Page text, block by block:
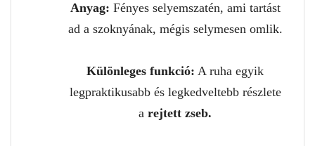
Anyag: Fényes selyemszatén, ami tartást
ad a szoknyának, mégis selymesen omlik.
Különleges funkció: A ruha egyik
legpraktikusabb és legkedveltebb részlete
a rejtett zseb.